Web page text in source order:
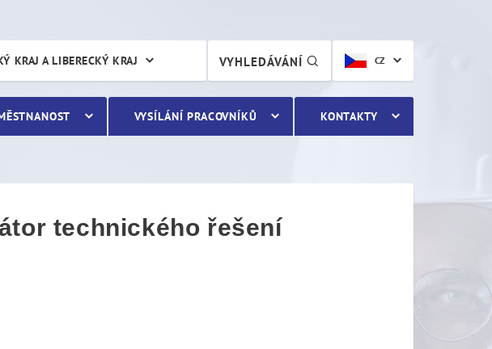
řešení projektu
CZ
VYHLEDÁVÁNÍ
KRAJ A LIBERECKÝ KRAJ
VYSÍLÁNÍ PRACOVNÍKŮ KONTAKTY
technického řešení